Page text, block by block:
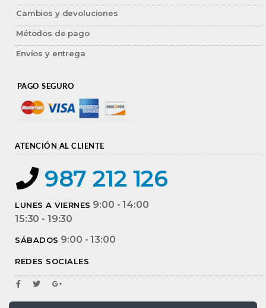
Cambios y devoluciones
Métodos de pago
Envíos y entrega
PAGO SEGURO
ATENCIÓN AL CLIENTE
987 212 126
LUNES A VIERNES 9:00 - 14:00
15:30 - 19:30
SÁBADOS 9:00 - 13:00
REDES SOCIALES